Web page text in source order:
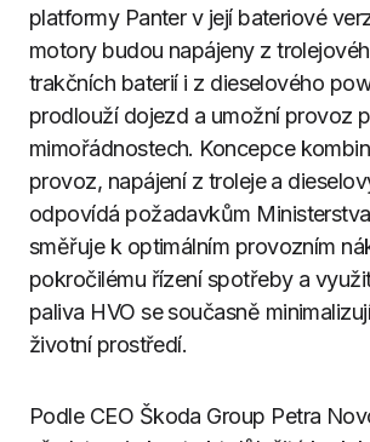
platformy Panter v její bateriové
motory budou napájeny z
trakčních baterií i z dieselového
prodlouží dojezd a umožní provoz
mimořádnostech. Koncepce
provoz, napájení z troleje a
odpovídá požadavkům
směřuje k optimálním provozním
pokročilému řízení spotřeby a
paliva HVO se současně
životní prostředí.
Podle CEO Škoda Group Petra